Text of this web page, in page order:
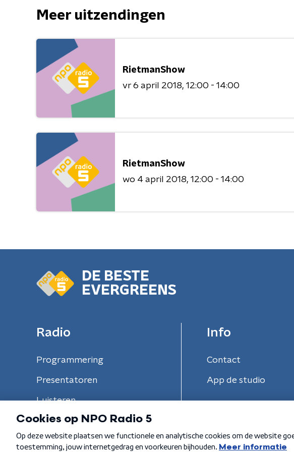
Meer uitzendingen
RietmanShow
vr 6 april 2018 12:00 - 14:00
RietmanShow
wo 4 april 2018 12:00 - 14:00
DE BESTE
EVERGREENS
Radio
Programmering
Presentatoren
Luisteren
Info
Contact
App de studio